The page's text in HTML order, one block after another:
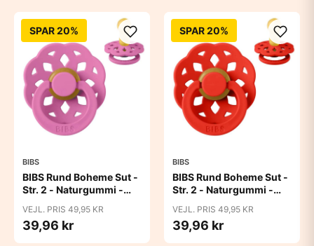
SPAR 20%
BIBS
BIBS Rund Boheme Sut -
Str. 2 - Naturgummi -
VEJL. PRIS 49,95 KR
39,96 kr
SPAR 20%
BIBS
BIBS Rund Boheme Sut -
Str. 2 - Naturgummi -
VEJL. PRIS 49,95 KR
39,96 kr